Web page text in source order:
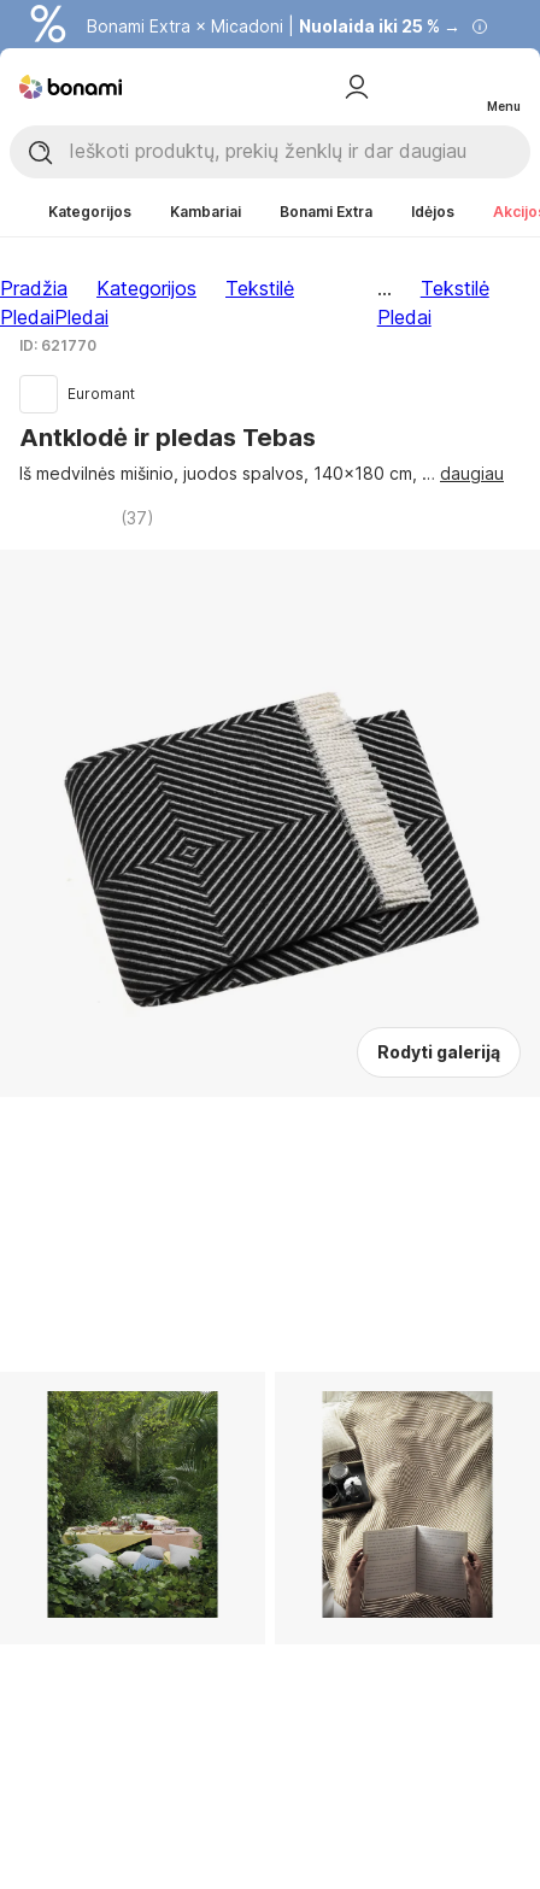
Bonami Extra × Micadoni | Nuolaida iki 25 % →
Menu
Kategorijos Kambariai Bonami Extra Idėjos
Pradžia Kategorijos
Tekstilė
PledaiPledai
...
Tekstilė
Pledai
Rodyti galeriją
ID: 621770
Euromant
Antklodė ir pledas Tebas
Iš medvilnės mišinio, juodos spalvos, 140x180 cm , … daugiau
(37)